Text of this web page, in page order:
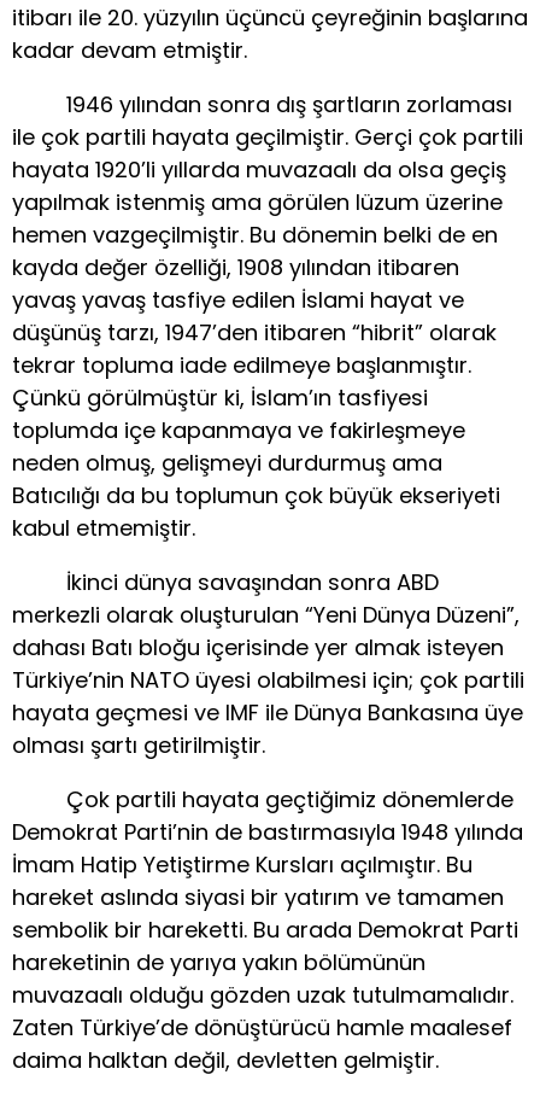
itibarı ile 20. yüzyılın üçüncü çeyreğinin başlarına
kadar devam etmiştir.
1946 yılından sonra dış şartların zorlaması
ile çok partili hayata geçilmiştir. Gerçi çok partili
hayata 1920’li yıllarda muvazaalı da olsa geçiş
yapılmak istenmiş ama görülen lüzum üzerine
hemen vazgeçilmiştir. Bu dönemin belki de en
kayda değer özelliği, 1908 yılından itibaren
yavaş yavaş tasfiye edilen İslami hayat ve
düşünüş tarzı, 1947’den itibaren “hibrit” olarak
tekrar topluma iade edilmeye başlanmıştır.
Çünkü görülmüştür ki, İslam’ın tasfiyesi
toplumda içe kapanmaya ve fakirleşmeye
neden olmuş, gelişmeyi durdurmuş ama
Batıcılığı da bu toplumun çok büyük ekseriyeti
kabul etmemiştir.
İkinci dünya savaşından sonra ABD
merkezli olarak oluşturulan “Yeni Dünya Düzeni”,
dahası Batı bloğu içerisinde yer almak isteyen
Türkiye’nin NATO üyesi olabilmesi için; çok partili
hayata geçmesi ve IMF ile Dünya Bankasına üye
olması şartı getirilmiştir.
Çok partili hayata geçtiğimiz dönemlerde
Demokrat Parti’nin de bastırmasıyla 1948 yılında
İmam Hatip Yetiştirme Kursları açılmıştır. Bu
hareket aslında siyasi bir yatırım ve tamamen
sembolik bir hareketti. Bu arada Demokrat Parti
hareketinin de yarıya yakın bölümünün
muvazaalı olduğu gözden uzak tutulmamalıdır.
Zaten Türkiye’de dönüştürücü hamle maalesef
daima halktan değil, devletten gelmiştir.